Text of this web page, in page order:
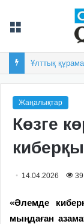
Ұлттық
Жаңалықтар
Көзге
14.04.2026 39
«Әлемде
мыңдаған